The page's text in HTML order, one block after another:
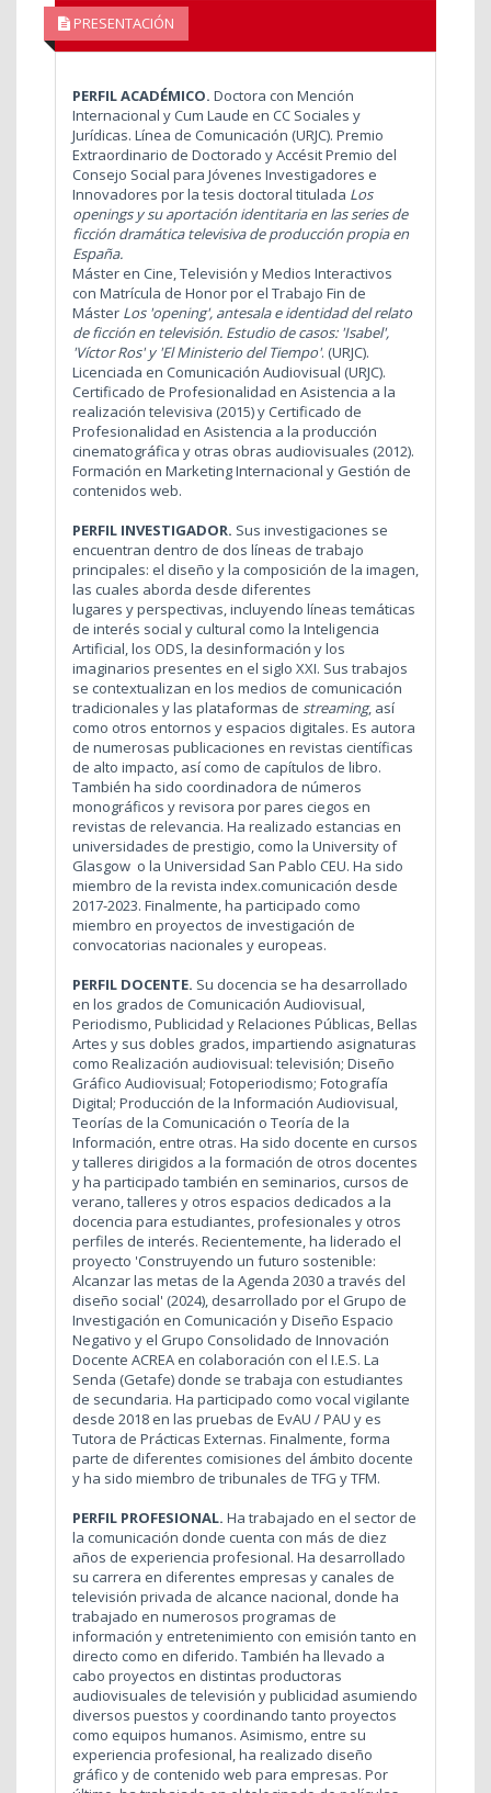
PRESENTACIÓN
PERFIL ACADÉMICO. Doctora con Mención
Internacional y Cum Laude en CC Sociales y
Jurídicas. Línea de Comunicación (URJC). Premio
Extraordinario de Doctorado y Accésit Premio del
Consejo Social para Jóvenes Investigadores e
Innovadores por la tesis doctoral titulada Los
openings y su aportación identitaria en las series de
ficción dramática televisiva de producción propia en
España.
Máster en Cine, Televisión y Medios Interactivos
con Matrícula de Honor por el Trabajo Fin de
Máster Los 'opening', antesala e identidad del relato
de ficción en televisión. Estudio de casos: 'Isabel',
'Víctor Ros' y 'El Ministerio del Tiempo'. (URJC).
Licenciada en Comunicación Audiovisual (URJC).
Certificado de Profesionalidad en Asistencia a la
realización televisiva (2015) y Certificado de
Profesionalidad en Asistencia a la producción
cinematográfica y otras obras audiovisuales (2012).
Formación en Marketing Internacional y Gestión de
contenidos web.
PERFIL INVESTIGADOR. Sus investigaciones se
encuentran dentro de dos líneas de trabajo
principales: el diseño y la composición de la imagen,
las cuales aborda desde diferentes
lugares y perspectivas, incluyendo líneas temáticas
de interés social y cultural como la Inteligencia
Artificial, los ODS, la desinformación y los
imaginarios presentes en el siglo XXI. Sus trabajos
se contextualizan en los medios de comunicación
tradicionales y las plataformas de streaming, así
como otros entornos y espacios digitales. Es autora
de numerosas publicaciones en revistas científicas
de alto impacto, así como de capítulos de libro.
También ha sido coordinadora de números
monográficos y revisora por pares ciegos en
revistas de relevancia. Ha realizado estancias en
universidades de prestigio, como la University of
Glasgow o la Universidad San Pablo CEU. Ha sido
miembro de la revista index.comunicación desde
2017-2023. Finalmente, ha participado como
miembro en proyectos de investigación de
convocatorias nacionales y europeas.
PERFIL DOCENTE. Su docencia se ha desarrollado
en los grados de Comunicación Audiovisual,
Periodismo, Publicidad y Relaciones Públicas, Bellas
Artes y sus dobles grados, impartiendo asignaturas
como Realización audiovisual: televisión; Diseño
Gráfico Audiovisual; Fotoperiodismo; Fotografía
Digital; Producción de la Información Audiovisual,
Teorías de la Comunicación o Teoría de la
Información, entre otras. Ha sido docente en cursos
y talleres dirigidos a la formación de otros docentes
y ha participado también en seminarios, cursos de
verano, talleres y otros espacios dedicados a la
docencia para estudiantes, profesionales y otros
perfiles de interés. Recientemente, ha liderado el
proyecto 'Construyendo un futuro sostenible:
Alcanzar las metas de la Agenda 2030 a través del
diseño social' (2024), desarrollado por el Grupo de
Investigación en Comunicación y Diseño Espacio
Negativo y el Grupo Consolidado de Innovación
Docente ACREA en colaboración con el I.E.S. La
Senda (Getafe) donde se trabaja con estudiantes
de secundaria. Ha participado como vocal vigilante
desde 2018 en las pruebas de EvAU / PAU y es
Tutora de Prácticas Externas. Finalmente, forma
parte de diferentes comisiones del ámbito docente
y ha sido miembro de tribunales de TFG y TFM.
PERFIL PROFESIONAL. Ha trabajado en el sector de
la comunicación donde cuenta con más de diez
años de experiencia profesional. Ha desarrollado
su carrera en diferentes empresas y canales de
televisión privada de alcance nacional, donde ha
trabajado en numerosos programas de
información y entretenimiento con emisión tanto en
directo como en diferido. También ha llevado a
cabo proyectos en distintas productoras
audiovisuales de televisión y publicidad asumiendo
diversos puestos y coordinando tanto proyectos
como equipos humanos. Asimismo, entre su
experiencia profesional, ha realizado diseño
gráfico y de contenido web para empresas. Por